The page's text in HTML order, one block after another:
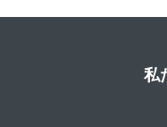
私